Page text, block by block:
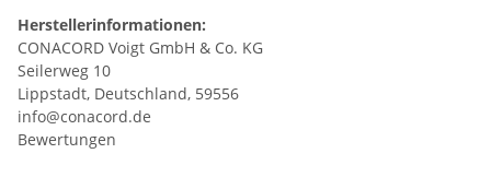
Herstellerinformationen:
CONACORD Voigt GmbH & Co. KG
Seilerweg 10
Lippstadt, Deutschland, 59556
info@conacord.de
Bewertungen